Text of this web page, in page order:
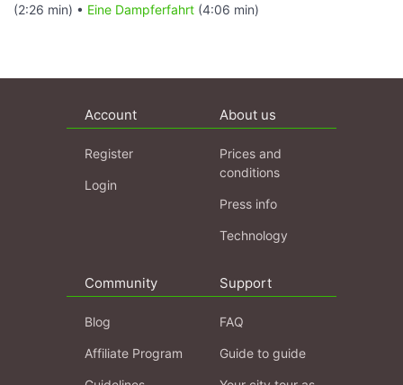
(2:26 min) • Eine Dampferfahrt (4:06 min)
Account
Register
Login
About us
Prices and
conditions
Press info
Technology
Community
Blog
Affiliate Program
Support
FAQ
Guide to guide